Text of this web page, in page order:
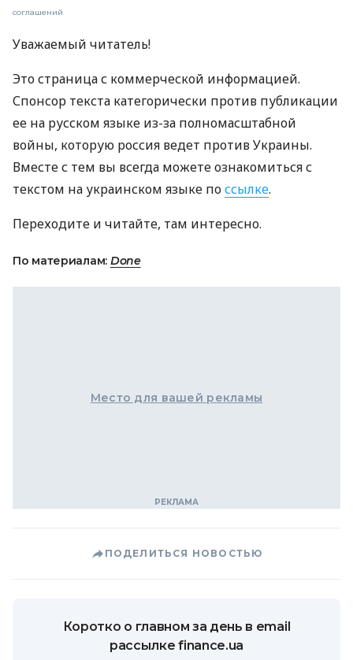
соглашений
Уважаемый читатель!
Это страница с коммерческой информацией.
Спонсор текста категорически против публикации
ее на русском языке из-за полномасштабной
войны, которую россия ведет против Украины.
Вместе с тем вы всегда можете ознакомиться с
текстом на украинском языке поссылке.
Переходите и читайте, там интересно.
По материалам: Done
Место для вашей рекламы
ПОДЕЛИТЬСЯ НОВОСТЬЮ
Коротко о главном за день в email
рассылке finance.ua